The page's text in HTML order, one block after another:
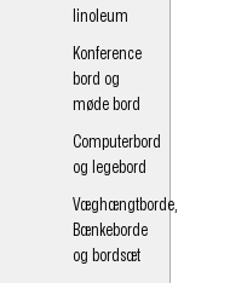
linoleum
Konference
bord og
møde bord
Computerbord
og legebord
Væghængtborde,
Bænkeborde
og bordsæt